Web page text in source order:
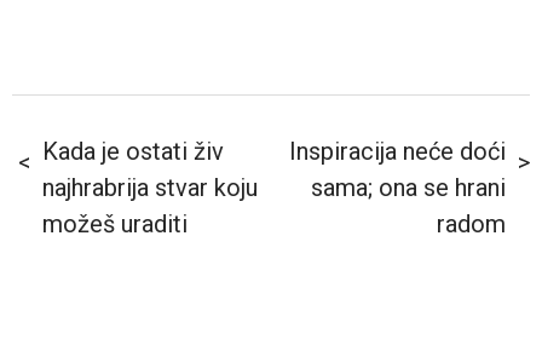
Kada je ostati živ
najhrabrija stvar koju
možeš uraditi
Inspiracija neće doći
sama; ona se hrani
radom